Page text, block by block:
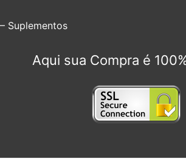
– Suplementos
Aqui sua Compra é